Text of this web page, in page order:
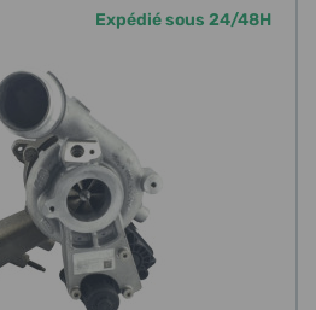
Expédié sous 24/48H